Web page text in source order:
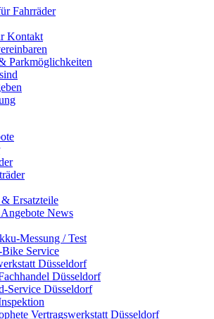
Fahrräder
Kontakt
Parkmöglichkeiten
Ersatzteile
News
Messung / Test
Service
Düsseldorf
Düsseldorf
Service Düsseldorf
Vertragswerkstatt Düsseldorf